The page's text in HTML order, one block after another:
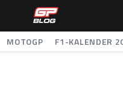
MOTOGP F1-KALENDER